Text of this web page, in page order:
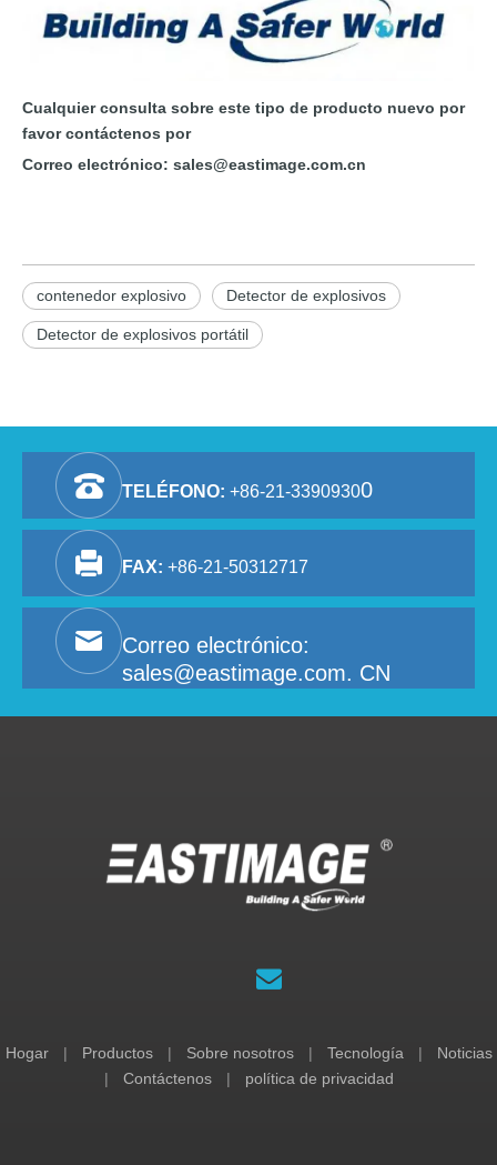
Cualquier consulta sobre este tipo de producto nuevo por
favor contáctenos por
Correo electrónico: sales@eastimage.com.cn
contenedor explosivo Detector de explosivos
Detector de explosivos portátil
TELÉFONO: +86-21-33909300
FAX: +86-21-50312717
Correo electrónico:
sales@eastimage.com. CN
Hogar | Productos | Sobre nosotros | Tecnología |
Noticias
|
Contáctenos | política de privacidad